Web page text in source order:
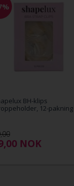
BH-klips
12-pakning
NOK